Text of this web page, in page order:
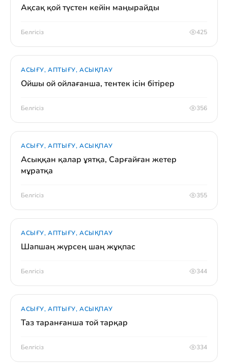
Ақсақ қой түстен кейін маңырайды
Белгісіз 425
АСЫҒУ, АПТЫҒУ, АСЫҚПАУ
Ойшы ой ойлағанша, тентек ісін бітірер
Белгісіз 356
АСЫҒУ, АПТЫҒУ, АСЫҚПАУ
Асыққан қалар ұятқа, Сарғайған жетер
мұратқа
Белгісіз 355
АСЫҒУ, АПТЫҒУ, АСЫҚПАУ
Шапшаң жүрсең шаң жұқпас
Белгісіз 344
АСЫҒУ, АПТЫҒУ, АСЫҚПАУ
Таз таранғанша той тарқар
Белгісіз 334